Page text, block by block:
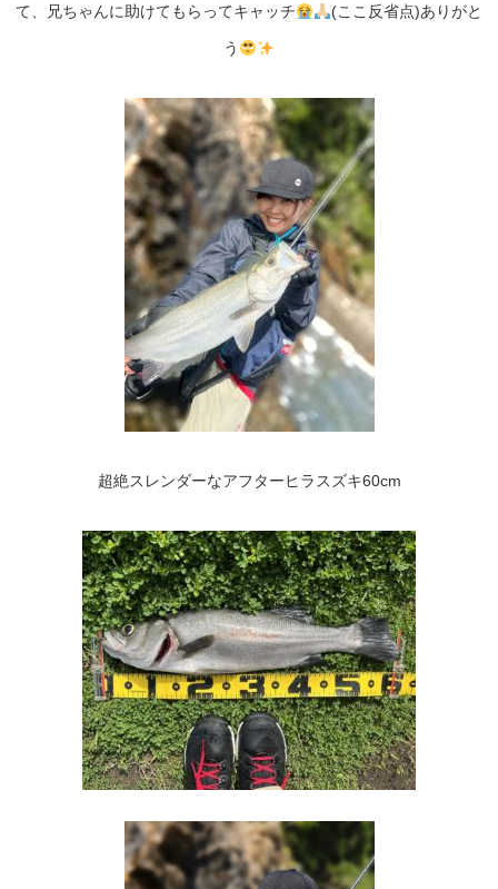
て、兄ちゃんに助けてもらってキャッチ (ここ反省点)ありがと
う
超絶スレンダーなアフターヒラスズキ60cm